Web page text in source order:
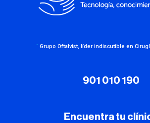
· Grupo Oftalvist, líder indiscutible en
901 010 190
Encuentra tu